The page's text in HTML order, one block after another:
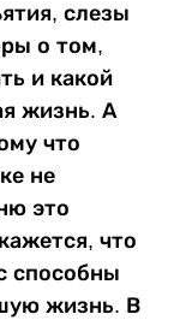
слезы
о том,
и какой
жизнь. А
что
не
это
что
способны
жизнь. В